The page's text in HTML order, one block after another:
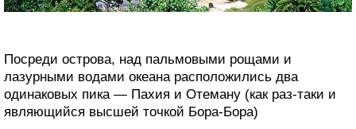
Посреди острова, над пальмовыми рощами и
лазурными водами океана расположились два
одинаковых пика — Пахия и Отеману (как раз-таки и
являющийся высшей точкой Бора-Бора)